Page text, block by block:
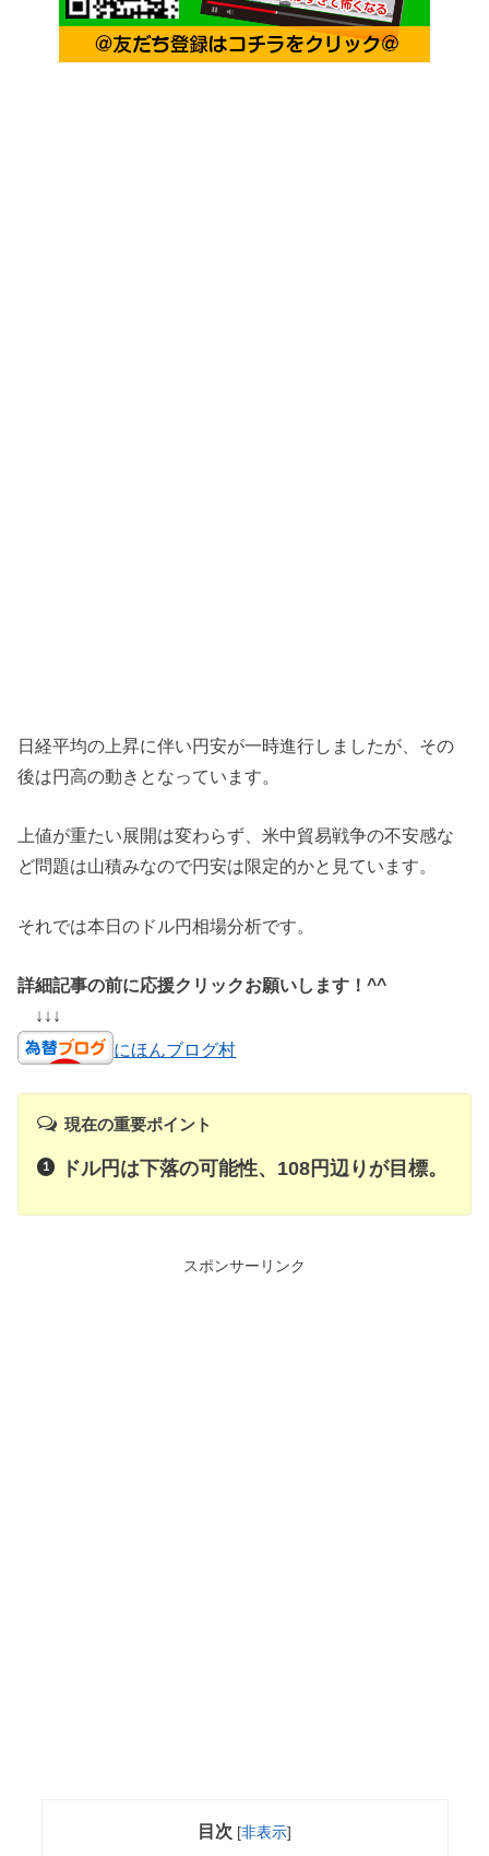
日経平均の上昇に伴い円安が一時進行しましたが、その
後は円高の動きとなっています。
上値が重たい展開は変わらず、米中貿易戦争の不安感な
ど問題は山積みなので円安は限定的かと見ています。
それでは本日のドル円相場分析です。
詳細記事の前に応援クリックお願いします！^^
↓↓↓
にほんブログ村
現在の重要ポイント
ドル円は下落の可能性、108円辺りが目標。
スポンサーリンク
目次 [非表示]